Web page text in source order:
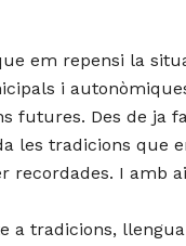
em repensi la
i
futures. Des de ja
tradicions que
recordades. I amb
a tradicions,